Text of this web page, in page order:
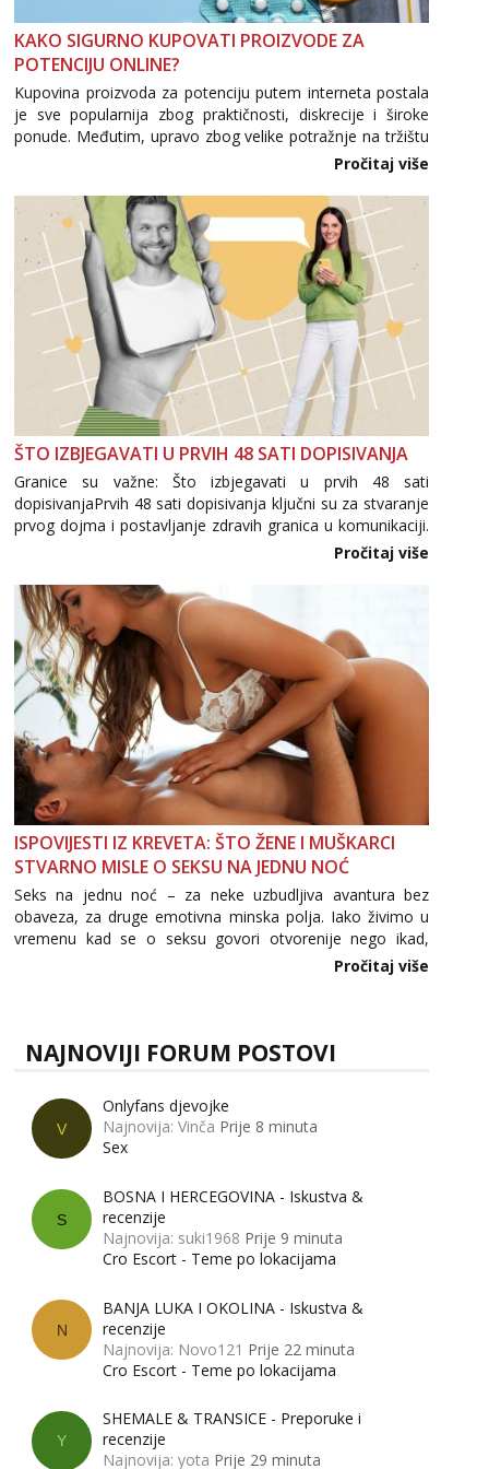
Tel:064/677-677- Kod: #133
tel:0,93€ - mob:1,12€ min
Ivančica
Čekam tvoj poziv!
Tel: 064/677-677- Kod: #108
Zara
Čekam tvoj poziv!
Tel:064/677-677
tel:0,93€ - mob:1,12€ min
Čekam tvoj poziv!
064/677-677
- Kod: #142
tel:0,93€ - mob:1,12€ min
KAKO SIGURNO KUPOVATI PROIZVODE ZA
POTENCIJU ONLINE?
Kupovina proizvoda za potenciju putem interneta postala
je sve popularnija zbog praktičnosti, diskrecije i široke
ponude. Međutim, upravo zbog velike potražnje na tržištu
se pojavljuju i brojni krivotvoreni proizvodi, nepouzdane
internetske trgovine te proizvodi nepoznatog podrijetla. ...
Pročitaj više
ŠTO IZBJEGAVATI U PRVIH 48 SATI DOPISIVANJA
Granice su važne: Što izbjegavati u prvih 48 sati
dopisivanjaPrvih 48 sati dopisivanja ključni su za stvaranje
prvog dojma i postavljanje zdravih granica u komunikaciji.
Važno je izbjeći prebrzo otkrivanje osobnih ili intimnih
informacija, jer nepoznata osoba još nije zaslužila to
povjerenje. Takođe...
Pročitaj više
ISPOVIJESTI IZ KREVETA: ŠTO ŽENE I MUŠKARCI
STVARNO MISLE O SEKSU NA JEDNU NOĆ
Seks na jednu noć – za neke uzbudljiva avantura bez
obaveza, za druge emotivna minska polja. Iako živimo u
vremenu kad se o seksu govori otvorenije nego ikad,
tema „jedne noći strasti“ i dalje izaziva burne rasprave. Što
Pročitaj više
NAJNOVIJI FORUM POSTOVI
V
Onlyfans djevojke
Najnovija: Vinča Prije 8 minuta
Sex
S
BOSNA I HERCEGOVINA - Iskustva &
recenzije
Najnovija: suki1968 Prije 9 minuta
Cro Escort - Teme po lokacijama
N
BANJA LUKA I OKOLINA - Iskustva &
recenzije
Najnovija: Novo121 Prije 22 minuta
Cro Escort - Teme po lokacijama
Y
SHEMALE & TRANSICE - Preporuke i
recenzije
Najnovija: yota Prije 29 minuta